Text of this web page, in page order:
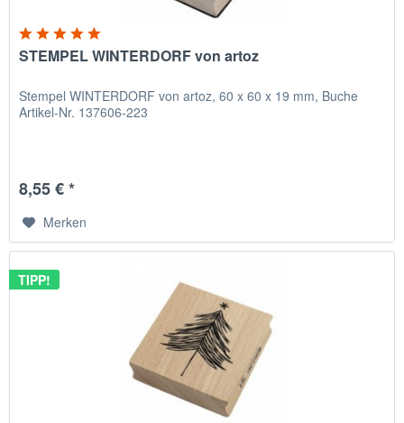
STEMPEL WINTERDORF von artoz
Stempel WINTERDORF von artoz, 60 x 60 x 19 mm, Buche
Artikel-Nr. 137606-223
8,55 € *
Merken
TIPP!